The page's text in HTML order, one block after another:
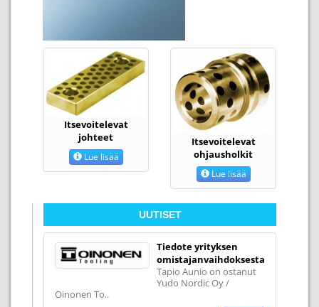
Itsevoitelevat
johteet
Lue lisää
Itsevoitelevat
ohjausholkit
Lue lisää
UUTISET
Tiedote yrityksen
omistajanvaihdoksesta
Tapio Aunio on ostanut
Yudo Nordic Oy /
Oinonen To..